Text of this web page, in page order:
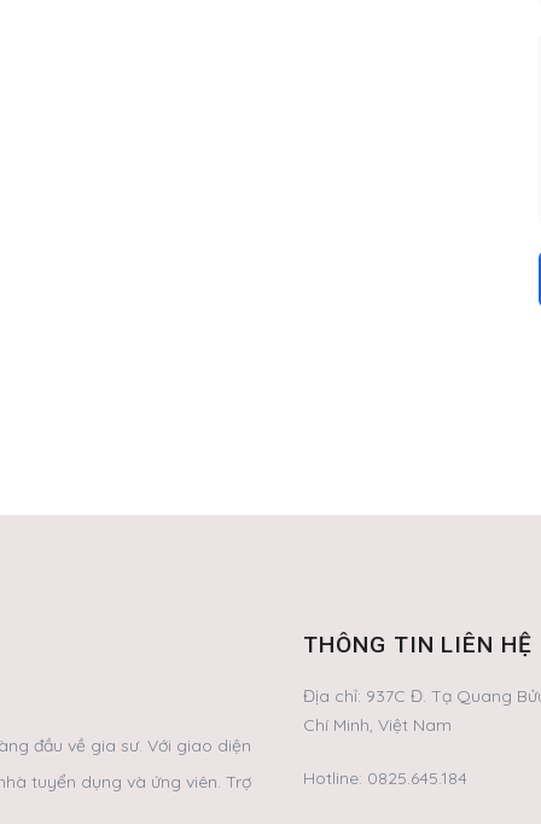
đầu về gia sư. Với giao diện
tuyển dụng và ứng viên. Trợ
THÔNG TIN LIÊN HỆ
Địa chỉ: 937C Đ. Tạ Quang
Chí Minh, Việt Nam
Hotline: 0825.645.184